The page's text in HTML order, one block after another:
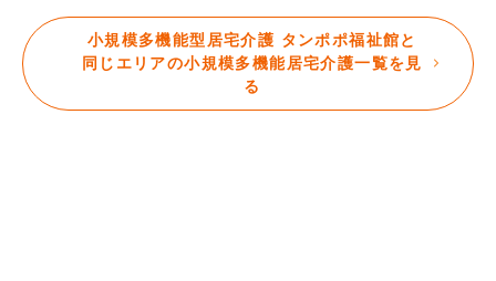
小規模多機能型居宅介護 タンポポ福祉館と
同じエリアの小規模多機能居宅介護一覧を見
る